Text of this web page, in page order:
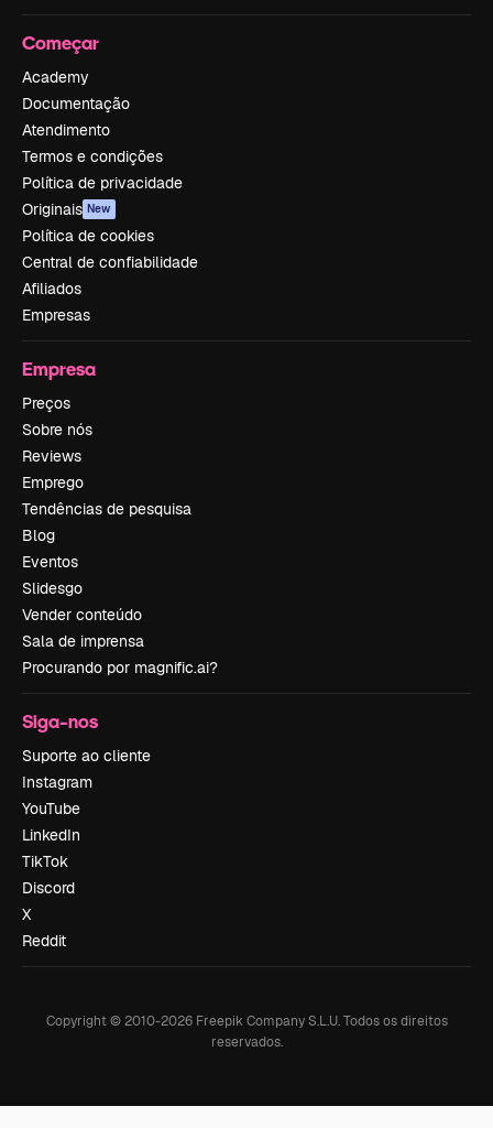
Começar
Academy
Documentação
Atendimento
Termos e condições
Política de privacidade
Originais New
Política de cookies
Central de confiabilidade
Afiliados
Empresas
Empresa
Preços
Sobre nós
Reviews
Emprego
Tendências de pesquisa
Blog
Eventos
Slidesgo
Vender conteúdo
Sala de imprensa
Procurando por magnific.ai?
Siga-nos
Suporte ao cliente
Instagram
YouTube
LinkedIn
TikTok
Discord
X
Reddit
Copyright © 2010-2026Freepik Company S.L.U. Todos os direitos
reservados.